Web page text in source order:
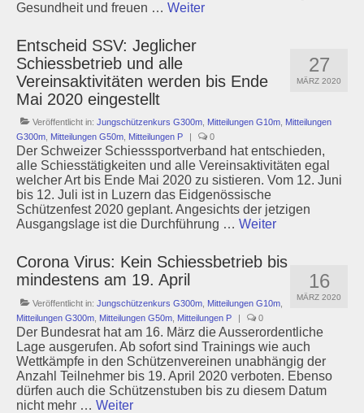
Gesundheit und freuen … Weiter
27
MÄRZ 2020
Entscheid SSV: Jeglicher
Schiessbetrieb und alle
Vereinsaktivitäten werden bis Ende
Mai 2020 eingestellt
Veröffentlicht in: Jungschützenkurs G300m, Mitteilungen G10m, Mitteilungen
G300m, Mitteilungen G50m, Mitteilungen P 0
Der Schweizer Schiesssportverband hat entschieden,
alle Schiesstätigkeiten und alle Vereinsaktivitäten egal
welcher Art bis Ende Mai 2020 zu sistieren. Vom 12. Juni
bis 12. Juli ist in Luzern das Eidgenössische
Schützenfest 2020 geplant. Angesichts der jetzigen
Ausgangslage ist die Durchführung … Weiter
16
MÄRZ 2020
Corona Virus: Kein Schiessbetrieb bis
mindestens am 19. April
Veröffentlicht in: Jungschützenkurs G300m Mitteilungen G10m
Mitteilungen G300m Mitteilungen G50m Mitteilungen P | 0
Der Bundesrat hat am 16. März die Ausserordentliche
Lage ausgerufen. Ab sofort sind Trainings wie auch
Wettkämpfe in den Schützenvereinen unabhängig der
Anzahl Teilnehmer bis 19. April 2020 verboten. Ebenso
dürfen auch die Schützenstuben bis zu diesem Datum
nicht mehr … Weiter